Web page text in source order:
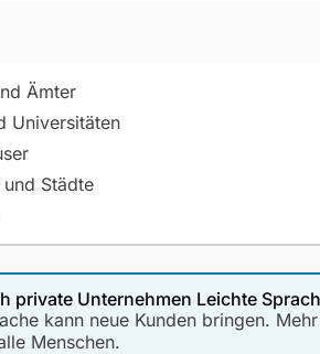
Ämter
Universitäten
und Städte
private Unternehmen Leichte
kann neue Kunden bringen.
Menschen.